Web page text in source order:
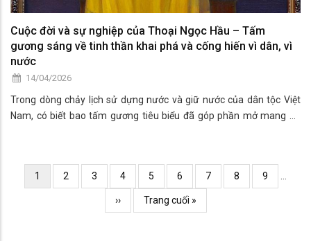
Cuộc đời và sự nghiệp của Thoại Ngọc Hầu – Tấm
gương sáng về tinh thần khai phá và cống hiến vì dân, vì
nước
14/04/2026
Trong dòng chảy lịch sử dựng nước và giữ nước của dân tộc Việt
Nam, có biết bao tấm gương tiêu biểu đã góp phần mở mang bờ
có nhiều đóng góp to lớn trong công cuộc khai phá, phát triển vùng
đất phương Nam, đặc biệt là khu vực An Giang ngày nay.
Pagination
Current
page
1 Page
2 Page
3 Page
4 Page
5 Page
6 Page
7 Page
8 Page
9 …
Trang
kế
››
Trang
cuối
Trang cuối »